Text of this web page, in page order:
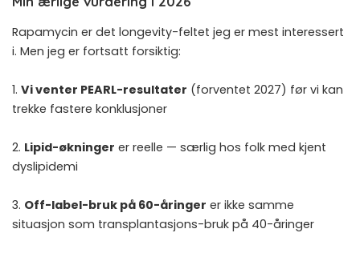
Rapamycin er det longevity-feltet jeg er mest interessert
i. Men jeg er fortsatt forsiktig:
1. Vi venter PEARL-resultater (forventet 2027) før vi kan
trekke fastere konklusjoner
2. Lipid-økninger er reelle — særlig hos folk med kjent
dyslipidemi
3. Off-label-bruk på 60-åringer er ikke samme
situasjon som transplantasjons-bruk på 40-åringer